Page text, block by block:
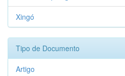
Xingó
Tipo de Documento
Artigo